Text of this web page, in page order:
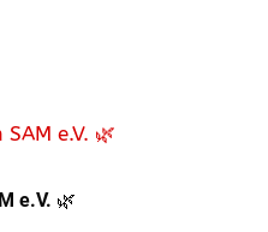
e.V. 🌿